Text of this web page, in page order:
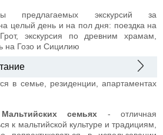
предлагаемых экскурсий за
целый день и на пол дня: поездка на
экскурсия по древним храмам,
на Гозо и Сицилию
в семье, резиденции, апартаментах
семьях - отличная
к мальтийской культуре и традициям,